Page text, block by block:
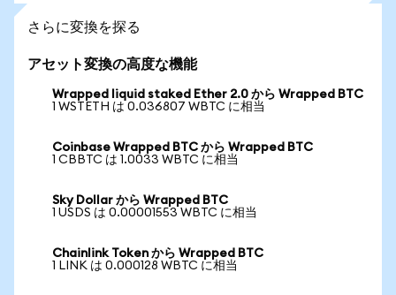
さらに変換を探る
アセット変換の高度な機能
Wrapped liquid staked Ether 2.0 から Wrapped BTC
1 WSTETH は 0.036807 WBTC に相当
Coinbase Wrapped BTC から Wrapped BTC
1 CBBTC は 1.0033 WBTC に相当
Sky Dollar から Wrapped BTC
1 USDS は 0.00001553 WBTC に相当
Chainlink Token から Wrapped BTC
1 LINK は 0.000128 WBTC に相当